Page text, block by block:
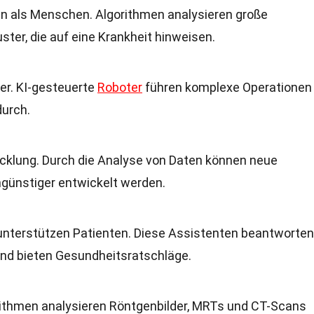
als Menschen. Algorithmen analysieren große
die auf eine Krankheit hinweisen.
KI-gesteuerte Roboter führen komplexe
Durch die Analyse von Daten können neue
entwickelt werden.
Patienten. Diese Assistenten beantworten
bieten Gesundheitsratschläge.
analysieren Röntgenbilder, MRTs und CT-Scans